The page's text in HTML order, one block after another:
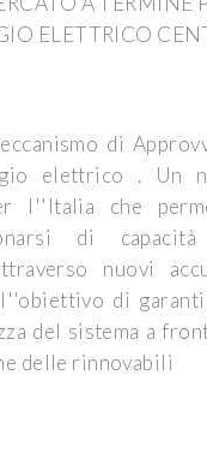
ELETTRICO
di
elettrico . Un
l''Italia che
di
nuovi
l''obiettivo di
del sistema a
delle rinnovabili